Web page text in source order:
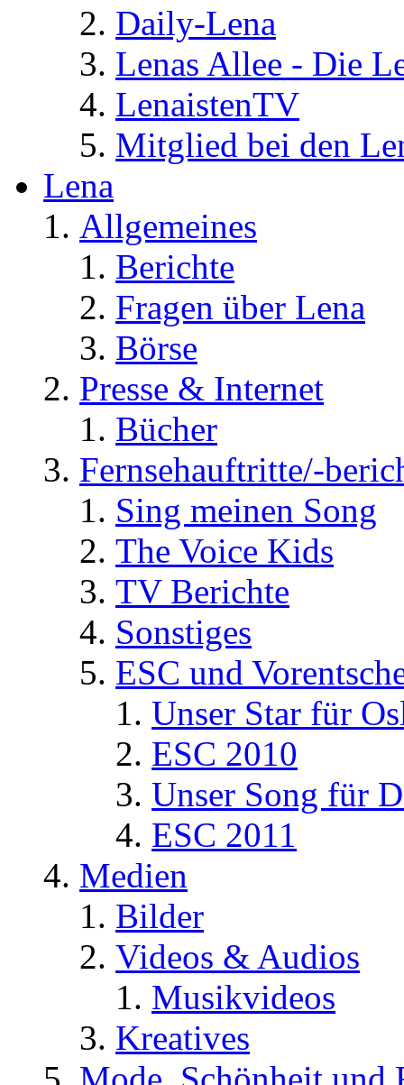
Daily-Lena
Lenas Allee - Die
LenaistenTV
Mitglied bei den
Lena
Allgemeines
Berichte
Fragen über Lena
Börse
Presse & Internet
Bücher
Fernsehauftritte/-
Sing meinen Song
The Voice Kids
TV Berichte
Sonstiges
ESC und
Unser Star für
ESC 2010
Unser Song für
ESC 2011
Medien
Bilder
Videos & Audios
Musikvideos
Kreatives